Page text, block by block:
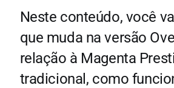
Neste conteúdo, você
que muda na versão
relação à Magenta
tradicional, como